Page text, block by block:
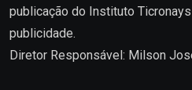
publicação do Instituto
publicidade.
Diretor Responsável: Milson